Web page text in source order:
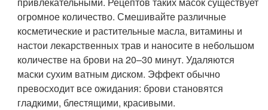
огромное количество. Смешивайте различные
косметические и растительные масла, витамины и
настои лекарственных трав и наносите в небольшом
количестве на брови на 20–30 минут. Удаляются
маски сухим ватным диском. Эффект обычно
превосходит все ожидания: брови становятся
гладкими, блестящими, красивыми.